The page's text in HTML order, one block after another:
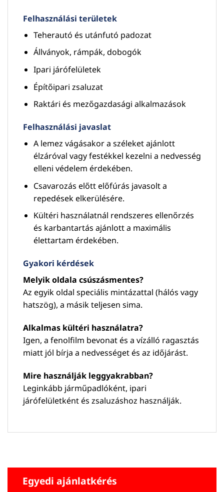
Felhasználási területek
Teherautó és utánfutó padozat
Állványok, rámpák, dobogók
Ipari járófelületek
Építőipari zsaluzat
Raktári és mezőgazdasági alkalmazások
Felhasználási javaslat
A lemez vágásakor a széleket ajánlott
élzáróval vagy festékkel kezelni a nedvesség
elleni védelem érdekében.
Csavarozás előtt előfúrás javasolt a
repedések elkerülésére.
Kültéri használatnál rendszeres ellenőrzés
és karbantartás ajánlott a maximális
élettartam érdekében.
Gyakori kérdések
Melyik oldala csúszásmentes?
Az egyik oldal speciális mintázattal (hálós vagy
hatszög), a másik teljesen sima.
Alkalmas kültéri használatra?
Igen, a fenolfilm bevonat és a vízálló ragasztás
miatt jól bírja a nedvességet és az időjárást.
Mire használják leggyakrabban?
Leginkább járműpadlóként, ipari
járófelületként és zsaluzáshoz használják.
Egyedi ajánlatkérés